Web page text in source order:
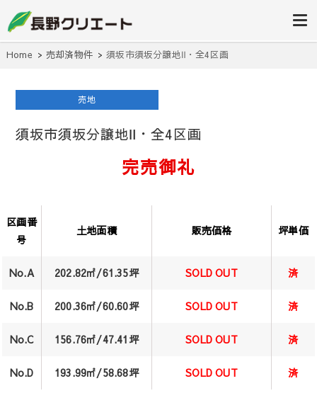
長野クリエ
ート
せください！
Home 売却済物件 須坂市須坂分譲地Ⅱ・全4区画
売地
須坂市須坂分譲地Ⅱ・全4区画
完売御礼
区画番
号
土地面積 販売価格 坪単価
No.A 202.82㎡/61.35坪 SOLD OUT 済
No.B 200.36㎡/60.60坪 SOLD OUT 済
No.C 156.76㎡/47.41坪 SOLD OUT 済
No.D 193.99㎡/58.68坪 SOLD OUT 済